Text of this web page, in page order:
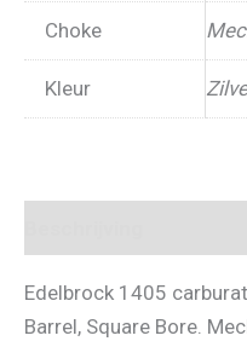
Choke
Kleur
Edelbrock 1405
Barrel, Square Bore.